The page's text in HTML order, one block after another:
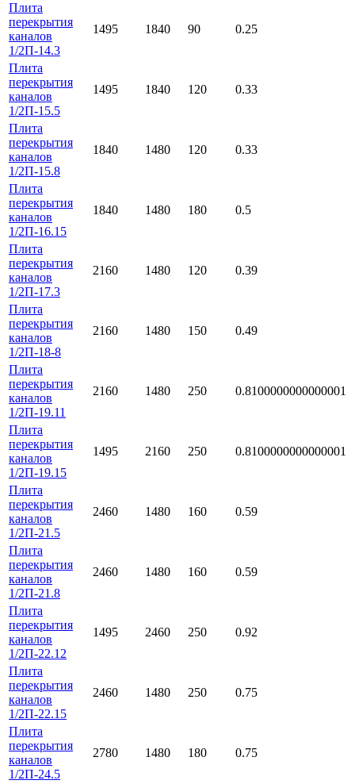
Плита
перекрытия
каналов
1/2П-14.3
1495 1840 90 0.25
Плита
перекрытия
каналов
1/2П-15.5
1495 1840 120 0.33
Плита
перекрытия
каналов
1/2П-15.8
1840 1480 120 0.33
Плита
перекрытия
каналов
1/2П-16.15
1840 1480 180 0.5
Плита
перекрытия
каналов
1/2П-17.3
2160 1480 120 0.39
Плита
перекрытия
каналов
1/2П-18-8
2160 1480 150 0.49
Плита
перекрытия
каналов
1/2П-19.11
2160 1480 250 0.8100000000000001
Плита
перекрытия
каналов
1/2П-19.15
1495 2160 250 0.8100000000000001
Плита
перекрытия
каналов
1/2П-21.5
2460 1480 160 0.59
Плита
перекрытия
каналов
1/2П-21.8
2460 1480 160 0.59
Плита
перекрытия
каналов
1/2П-22.12
1495 2460 250 0.92
Плита
перекрытия
каналов
1/2П-22.15
2460 1480 250 0.75
Плита
перекрытия
каналов
1/2П-24.5
2780 1480 180 0.75